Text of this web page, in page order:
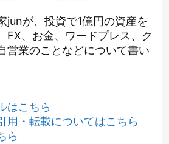
junが、投資で1億円の資産を
FX、お金、ワードプレス、ク
営業のことなどについて書い
はこちら
用・転載についてはこちら
ら